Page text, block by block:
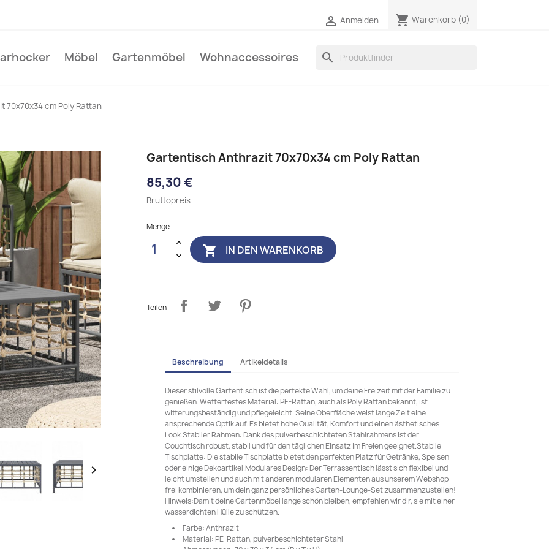
 Anmelden shopping_cart Warenkorb (0)
Möbel Gartenmöbel Wohnaccessoires search
cm Poly Rattan

Gartentisch Anthrazit 70x70x34 cm Poly Rattan
85,30 €
Bruttopreis
Menge
 IN DEN WARENKORB
Teilen
Beschreibung Artikeldetails
Dieser stilvolle Gartentisch ist die perfekte Wahl, um deine Freizeit mit der Familie zu
genießen. Wetterfestes Material: PE-Rattan, auch als Poly Rattan bekannt, ist
witterungsbeständig und pflegeleicht. Seine Oberfläche weist lange Zeit eine
ansprechende Optik auf. Es bietet hohe Qualität, Komfort und einen ästhetisches
Look.Stabiler Rahmen: Dank des pulverbeschichteten Stahlrahmens ist der
Couchtisch robust, stabil und für den täglichen Einsatz im Freien geeignet.Stabile
Tischplatte: Die stabile Tischplatte bietet den perfekten Platz für Getränke, Speisen
oder einige Dekoartikel.Modulares Design: Der Terrassentisch lässt sich flexibel und
leicht umstellen und auch mit anderen modularen Elementen aus unserem Webshop
frei kombinieren, um dein ganz persönliches Garten-Lounge-Set zusammenzustellen!
Hinweis:Damit deine Gartenmöbel lange schön bleiben, empfehlen wir dir, sie mit einer
wasserdichten Hülle zu schützen.
Farbe: Anthrazit
Material: PE-Rattan, pulverbeschichteter Stahl